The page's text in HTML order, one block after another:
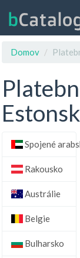
Domov
Spojené
Rakousko
Austrálie
Belgie
Bulharsko